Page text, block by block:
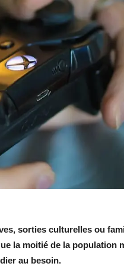
sorties culturelles ou
la moitié de la population
au besoin.